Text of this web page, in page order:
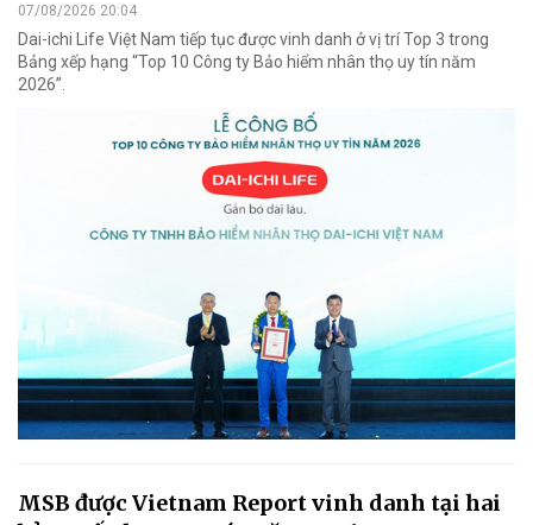
07/08/2026 20:04
Dai-ichi Life Việt Nam tiếp tục được vinh danh ở vị trí Top 3 trong
Bảng xếp hạng “Top 10 Công ty Bảo hiểm nhân thọ uy tín năm
2026”.
MSB được Vietnam Report vinh danh tại hai